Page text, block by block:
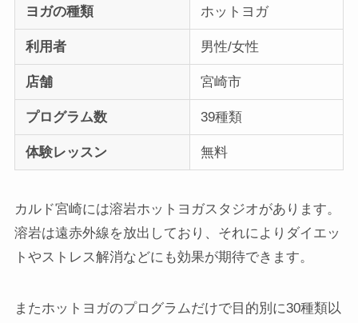
ヨガの種類 ホットヨガ
利用者 男性/女性
店舗 宮崎市
プログラム数 39種類
体験レッスン 無料
カルド宮崎には溶岩ホットヨガスタジオがあります。
溶岩は遠赤外線を放出しており、それによりダイエッ
トやストレス解消などにも効果が期待できます。
またホットヨガのプログラムだけで目的別に30種類以